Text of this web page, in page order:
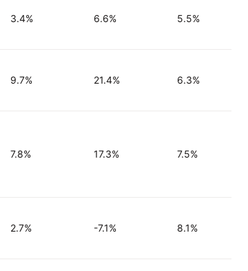
3.4% 6.6% 5.5%
9.7% 21.4% 6.3%
7.8% 17.3% 7.5%
2.7% -7.1% 8.1%